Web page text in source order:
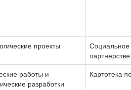
проекты
Социальное
работы и
разработки
Картотека